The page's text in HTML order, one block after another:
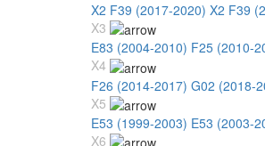
X2 F39 (2017-2020) X2 F39
X3
E83 (2004-2010) F25 (2010-
X4
F26 (2014-2017) G02 (2018-
X5
E53 (1999-2003) E53 (2003-
X6